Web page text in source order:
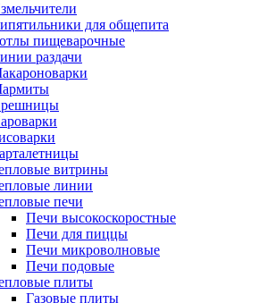
для общепита
пищеварочные
раздачи
витрины
линии
печи
Печи высокоскоростные
Печи для пиццы
Печи микроволновые
Печи подовые
плиты
Газовые плиты